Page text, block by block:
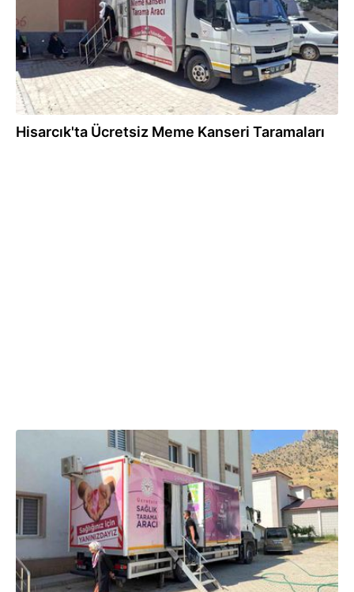
Hisarcık'ta Ücretsiz Meme Kanseri Taramaları